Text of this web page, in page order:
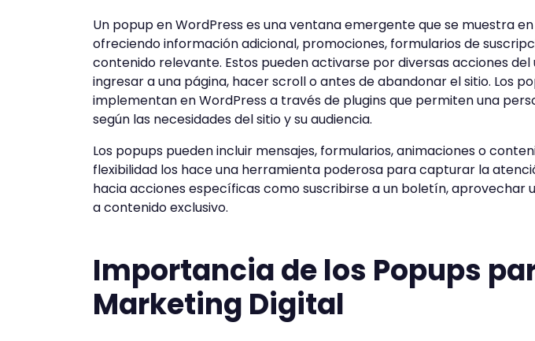
Un popup en WordPress es una ventana emergente que se muestra
ofreciendo información adicional, promociones, formularios de
contenido relevante. Estos pueden activarse por diversas acciones del
ingresar a una página, hacer scroll o antes de abandonar el sitio. Los
implementan en WordPress a través de plugins que permiten una
según las necesidades del sitio y su audiencia.
Los popups pueden incluir mensajes, formularios, animaciones o
flexibilidad los hace una herramienta poderosa para capturar la
hacia acciones específicas como suscribirse a un boletín, aprovechar
a contenido exclusivo.
Importancia de los Popups
Marketing Digital